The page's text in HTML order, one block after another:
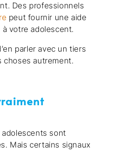
Des professionnels
peut fournir une aide
votre adolescent.
parler avec un tiers
choses autrement.
sont
Mais certains signaux